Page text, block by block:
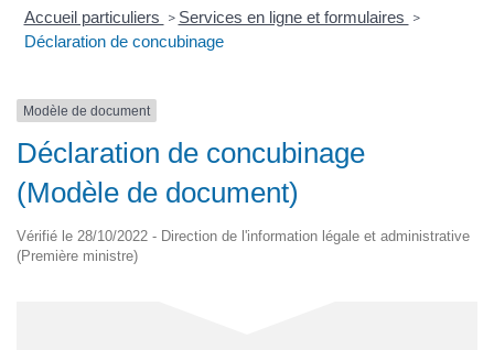
Accueil particuliers > Services en ligne et formulaires >
Déclaration de concubinage
Modèle de document
Déclaration de concubinage
(Modèle de document)
Vérifié le 28/10/2022 - Direction de l'information légale et administrative
(Première ministre)